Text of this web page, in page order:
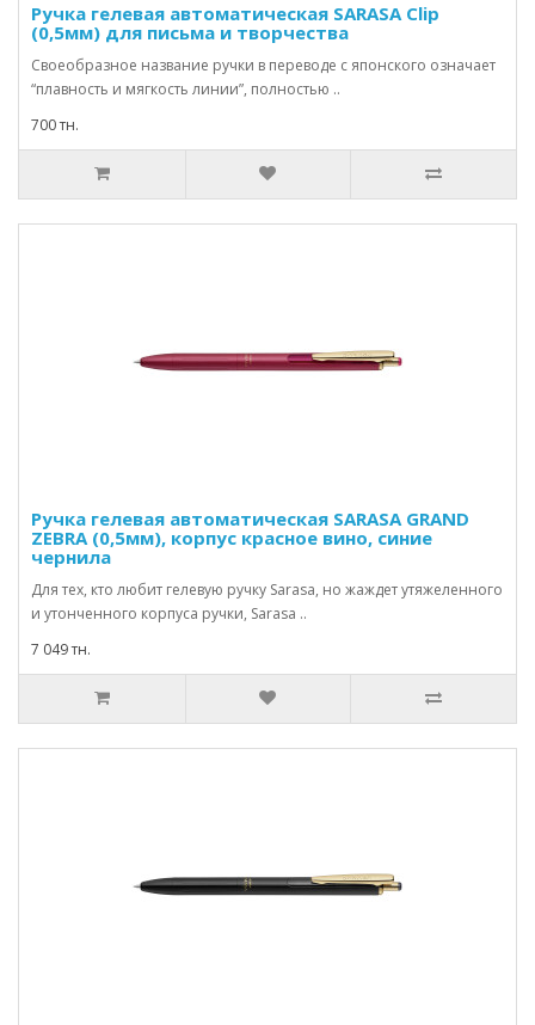
Ручка гелевая автоматическая SARASA Clip
(0,5мм) для письма и творчества
Своеобразное название ручки в переводе с японского означает
“плавность и мягкость линии”, полностью ..
700 тн.
Ручка гелевая автоматическая SARASA GRAND
ZEBRA (0,5мм), корпус красное вино, синие
чернила
Для тех, кто любит гелевую ручку Sarasa, но жаждет утяжеленного
и утонченного корпуса ручки, Sarasa ..
7 049 тн.